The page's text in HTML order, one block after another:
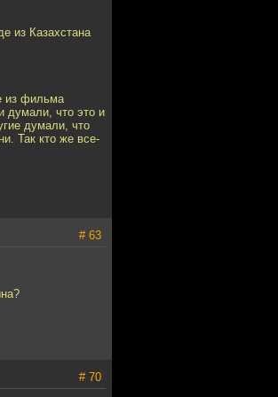
из Казахстана
из фильма
думали, что это и
думали, что
Так кто же все-
# 63
# 70